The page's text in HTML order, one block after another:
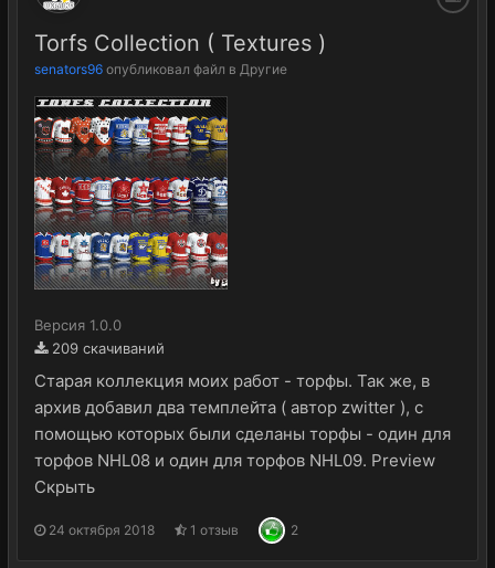
Torfs Collection ( Textures )
senators96 опубликовал файл в Другие
Версия 1.0.0
209 скачиваний
Старая коллекция моих работ - торфы. Так же, в
архив добавил два темплейта ( автор zwitter ), с
помощью которых были сделаны торфы - один для
торфов NHL08 и один для торфов NHL09. Preview
Скрыть
24 октября 2018 1 отзыв 2